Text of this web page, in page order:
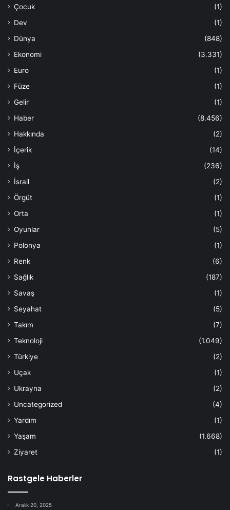
Çocuk
(1)
Dev
(1)
Dünya
(848)
Ekonomi
(3.331)
Euro
(1)
Füze
(1)
Gelir
(1)
Haber
(8.456)
Hakkında
(2)
İçerik
(14)
İş
(236)
İsrail
(2)
Örgüt
(1)
Orta
(1)
Oyunlar
(5)
Polonya
(1)
Renk
(6)
Sağlık
(187)
Savaş
(1)
Seyahat
(5)
Takım
(7)
Teknoloji
(1.049)
Türkiye
(2)
Uçak
(1)
Ukrayna
(2)
Uncategorized
(4)
Yardım
(1)
Yaşam
(1.668)
Ziyaret
(1)
Rastgele Haberler
Aralık 20, 2025